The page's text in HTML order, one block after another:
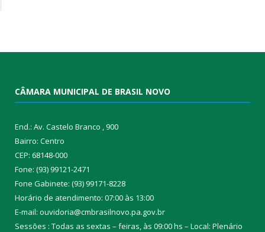
CÂMARA MUNICIPAL DE BRASIL NOVO
End.: Av. Castelo Branco , 900
Bairro: Centro
CEP: 68148-000
Fone: (93) 99121-2471
Fone Gabinete: (93) 99171-8228
Horário de atendimento: 07:00 às 13:00
E-mail: ouvidoria@cmbrasilnovo.pa.gov.br
Sessões : Todas as sextas – feiras, às 09:00 hs – Local: Plenário